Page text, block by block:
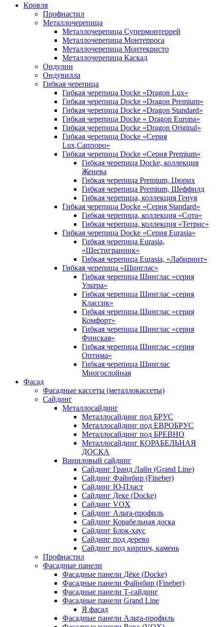
Кровля
Профнастил
Металлочерепица
Металлочерепица Супермонтеррей
Металлочерепица Монтерроса
Металлочерепица Монтекристо
Металлочерепица Каскад
Ондулин
Ондувилла
Гибкая черепица
Гибкая черепица Docke «Dragon Lux»
Гибкая черепица Docke «Dragon Premium»
Гибкая черепица Docke «Dragon Standard»
Гибкая черепица Docke « Dragon Europa»
Гибкая черепица Docke «Dragon Original»
Гибкая черепица Docke «Серия
Lux,Саппоро»
Гибкая черепица Docke «Серия Premium»
Гибкая черепица Docke, коллекция
Женева
Гибкая черепица Premium, Цюрих
Гибкая черепица Premium, Шеффилд
Гибкая черепица, коллекция Генуя
Гибкая черепица Docke «Серия Standard»
Гибкая черепица, коллекция «Сота»
Гибкая черепица, коллекция «Тетрис»
Гибкая черепица Docke «Серия Eurasia»
Гибкая черепица Eurasia,
«Шестигранник»
Гибкая черепица Eurasia, «Лабиринт»
Гибкая черепица «Шинглас»
Гибкая черепица Шинглас «серия
Ультра»
Гибкая черепица Шинглас «серия
Классик»
Гибкая черепица Шинглас «серия
Комфорт»
Гибкая черепица Шинглас «серия
Финская»
Гибкая черепица Шинглас «серия
Оптима»
Гибкая черепица Шинглас
Многослойная
Фасад
Фасадные кассеты (металлокассеты)
Сайдинг
Металлосайдинг
Металлосайдинг под БРУС
Металлосайдинг под ЕВРОБРУС
Металлосайдинг под БРЕВНО
Металлосайдинг КОРАБЕЛЬНАЯ
ДОСКА
Виниловый сайдинг
Сайдинг Гранд Лайн (Grand Line)
Сайдинг Файнбир (Fineber)
Сайдинг Ю-Пласт
Сайдинг Деке (Docke)
Сайдинг VOX
Сайдинг Альта-профиль
Сайдинг Корабельная доска
Сайдинг Блок-хаус
Сайдинг под дерево
Сайдинг под кирпич, камень
Профнастил
Фасадные панели
Фасадные панели Дёке (Docke)
Фасадные панели Файнбир (Fineber)
Фасадные панели Т-сайдинг
Фасадные панели Grand Line
Я фасад
Фасадные панели Альта-профиль